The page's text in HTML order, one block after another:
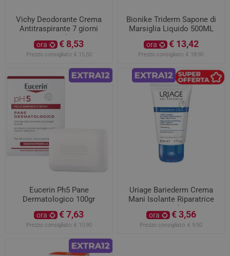
Vichy Deodorante Crema
Antitraspirante 7 giorni
30ml
ora € 8,53
Prezzo consigliato: € 15,50
Bionike Triderm Sapone di
Marsiglia Liquido 500ML
ora € 13,42
Prezzo consigliato: € 18,90
Eucerin Ph5 Pane
Dermatologico 100gr
ora € 7,63
Prezzo consigliato: € 10,90
Uriage Bariederm Crema
Mani Isolante Riparatrice
50ml
ora € 3,56
Prezzo consigliato: € 9,50